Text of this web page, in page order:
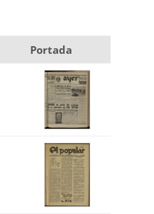
Portada